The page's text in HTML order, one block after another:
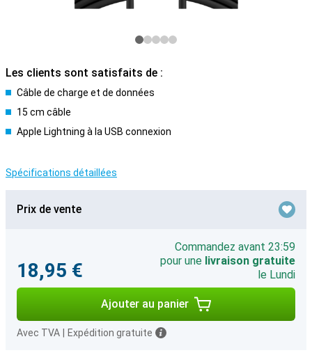
Les clients sont satisfaits de :
Câble de charge et de données
15 cm câble
Apple Lightning à la USB connexion
Spécifications détaillées
Prix de vente
18,95 €
Commandez avant 23:59
pour une livraison gratuite
le Lundi
Ajouter au panier
Avec TVA Expédition gratuite